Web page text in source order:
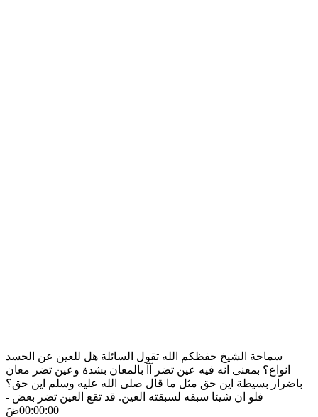
سماحة الشيخ حفظكم الله تقول السائلة هل للعين عن الحسد
انواع؟ بمعنى انه فيه عين تضر آآ بالمعان بشدة وعين تضر معان
باضرار بسيطة اين حق مثل ما قال صلى الله عليه وسلم اين حق؟
فلو ان شيئا سبقه لسبقته العين. قد تقع العين تضر بعض -
00:00:00ضَ